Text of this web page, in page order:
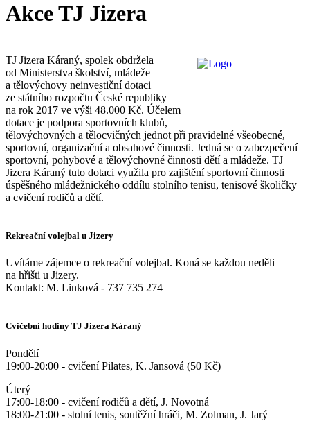
Akce TJ Jizera
TJ Jizera Káraný, spolek obdržela
od Ministerstva školství, mládeže
a tělovýchovy neinvestiční dotaci
ze státního rozpočtu České republiky
na rok 2017 ve výši 48.000 Kč. Účelem
dotace je podpora sportovních klubů,
tělovýchovných a tělocvičných jednot při pravidelné všeobecné,
sportovní, organizační a obsahové činnosti. Jedná se o zabezpečení
sportovní, pohybové a tělovýchovné činnosti dětí a mládeže. TJ
Jizera Káraný tuto dotaci využila pro zajištění sportovní činnosti
úspěšného mládežnického oddílu stolního tenisu, tenisové školičky
a cvičení rodičů a dětí.
Rekreační volejbal u Jizery
Uvítáme zájemce o rekreační volejbal. Koná se každou neděli
na hřišti u Jizery.
Kontakt: M. Linková - 737 735 274
Cvičební hodiny TJ Jizera Káraný
Pondělí
19:00-20:00 - cvičení Pilates, K. Jansová (50 Kč)
Úterý
17:00-18:00 - cvičení rodičů a dětí, J. Novotná
18:00-21:00 - stolní tenis, soutěžní hráči, M. Zolman, J. Jarý